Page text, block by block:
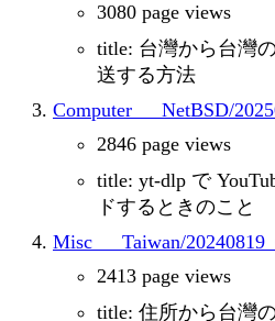
3080 page views
title: 台灣から台灣
送する方法
Computer___NetBSD/
2846 page views
title: yt-dlp で
ドするときのこと
Misc___Taiwan/
2413 page views
title: 住所から台灣